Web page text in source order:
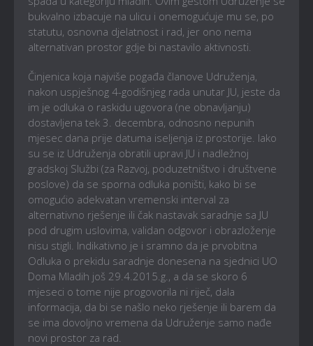
bukvalno izbacuje na ulicu i onemogućuje mu se, po
statutu, osnovna djelatnost i rad, jer ono nema
alternativan prostor gdje bi nastavilo aktivnosti.
Činjenica koja najviše pogađa članove Udruženja,
nakon uspješnog 4-godišnjeg rada unutar JU, jeste da
im je odluka o raskidu ugovora (ne obnavljanju)
dostavljena tek 3. decembra, odnosno nepunih
mjesec dana prije datuma iseljenja iz prostorije. Iako
su se iz Udruženja obratili upravi JU i nadležnoj
gradskoj Službi (za Razvoj, poduzetništvo i društvene
poslove) da se sporna odluka poništi, kako bi se
omogućio adekvatan vremenski interval za
alternativno rješenje ili čak nastavak saradnje sa JU
pod drugim uslovima, validan odgovor i obrazloženje
nisu stigli. Indikativno je i sramno da je prvobitna
Odluka o prekidu saradnje donesena na sjednici UO
Doma Mladih još 29.4.2015.g., a da se skoro 6
mjeseci o tome nije progovorila ni riječ, dala
informacija, da bi se našlo neko rješenje ili barem da
se ima dovoljno vremena da Udruženje samo nađe
novi prostor za rad.